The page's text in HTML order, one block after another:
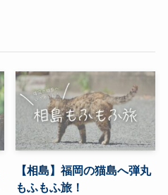
【相島】福岡の猫島へ弾丸
もふもふ旅！